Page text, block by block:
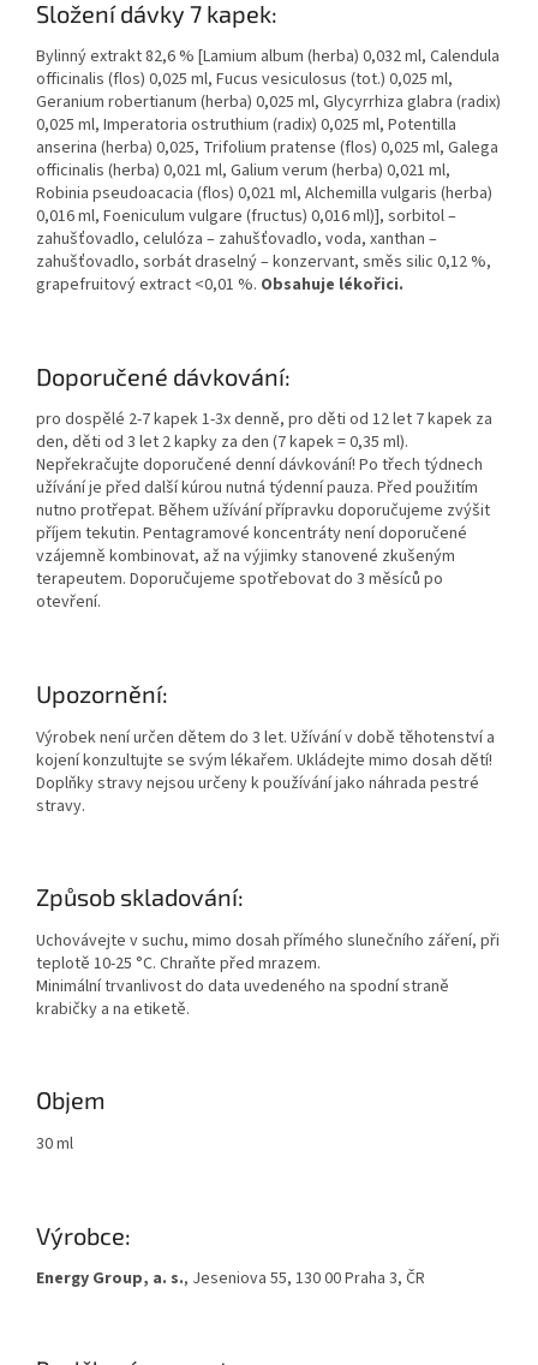
Složení dávky 7 kapek:
Bylinný extrakt 82,6 % [Lamium album (herba) 0,032 ml, Calendula
officinalis (flos) 0,025 ml, Fucus vesiculosus (tot.) 0,025 ml,
Geranium robertianum (herba) 0,025 ml, Glycyrrhiza glabra (radix)
0,025 ml, Imperatoria ostruthium (radix) 0,025 ml, Potentilla
anserina (herba) 0,025, Trifolium pratense (flos) 0,025 ml, Galega
officinalis (herba) 0,021 ml, Galium verum (herba) 0,021 ml,
Robinia pseudoacacia (flos) 0,021 ml, Alchemilla vulgaris (herba)
0,016 ml, Foeniculum vulgare (fructus) 0,016 ml)], sorbitol –
zahušťovadlo, celulóza – zahušťovadlo, voda, xanthan –
zahušťovadlo, sorbát draselný – konzervant, směs silic 0,12 %,
grapefruitový extract <0,01 %. Obsahuje lékořici.
Doporučené dávkování:
pro dospělé 2-7 kapek 1-3x denně, pro děti od 12 let 7 kapek za
den, děti od 3 let 2 kapky za den (7 kapek = 0,35 ml).
Nepřekračujte doporučené denní dávkování! Po třech týdnech
užívání je před další kúrou nutná týdenní pauza. Před použitím
nutno protřepat. Během užívání přípravku doporučujeme zvýšit
příjem tekutin. Pentagramové koncentráty není doporučené
vzájemně kombinovat, až na výjimky stanovené zkušeným
terapeutem. Doporučujeme spotřebovat do 3 měsíců po
otevření.
Upozornění:
Výrobek není určen dětem do 3 let. Užívání v době těhotenství a
kojení konzultujte se svým lékařem. Ukládejte mimo dosah dětí!
Doplňky stravy nejsou určeny k používání jako náhrada pestré
stravy.
Způsob skladování:
Uchovávejte v suchu, mimo dosah přímého slunečního záření, při
teplotě 10-25 °C. Chraňte před mrazem.
Minimální trvanlivost do data uvedeného na spodní straně
krabičky a na etiketě.
Objem
30 ml
Výrobce:
Energy Group, a. s., Jeseniova 55, 130 00 Praha 3, ČR